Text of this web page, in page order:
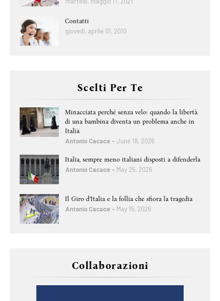
Contatti
giovedì, aprile 01, 2010
Scelti Per Te
Minacciata perché senza velo: quando la libertà
di una bambina diventa un problema anche in
Italia
Antonio Cacace June 18, 2026
Italia, sempre meno italiani disposti a difenderla
Antonio Cacace May 25, 2026
Il Giro d’Italia e la follia che sfiora la tragedia
Antonio Cacace May 15, 2026
Collaborazioni